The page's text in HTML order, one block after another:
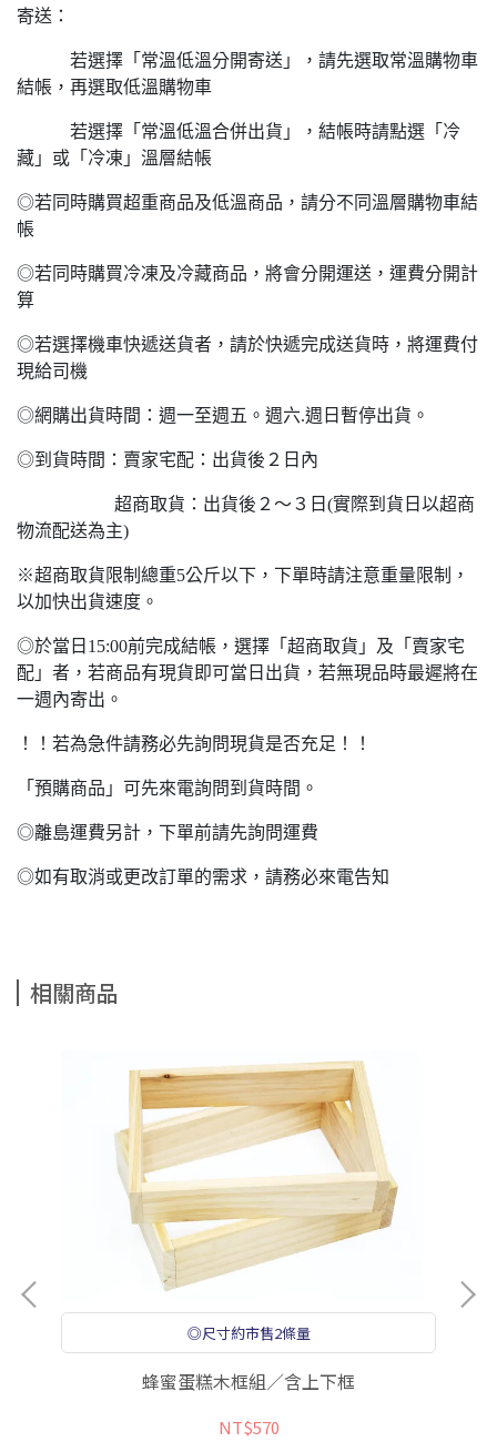
寄送：
若選擇「常溫低溫分開寄送」，請先選取常溫購物車
結帳，再選取低溫購物車
若選擇「常溫低溫合併出貨」，結帳時請點選「冷
藏」或「冷凍」溫層結帳
◎若同時購買超重商品及低溫商品，請分不同溫層購物車結
帳
◎若同時購買冷凍及冷藏商品，將會分開運送，運費分開計
算
◎若選擇機車快遞送貨者，請於快遞完成送貨時，將運費付
現給司機
◎網購出貨時間：週一至週五。週六.週日暫停出貨。
◎到貨時間：賣家宅配：出貨後２日內
超商取貨：出貨後２～３日(實際到貨日以超商
物流配送為主)
※超商取貨限制總重5公斤以下，下單時請注意重量限制，
以加快出貨速度。
◎於當日15:00前完成結帳，選擇「超商取貨」及「賣家宅
配」者，若商品有現貨即可當日出貨，若無現品時最遲將在
一週內寄出。
！！若為急件請務必先詢問現貨是否充足！！
「預購商品」可先來電詢問到貨時間。
◎離島運費另計，下單前請先詢問運費
◎如有取消或更改訂單的需求，請務必來電告知
相關商品
◎尺寸約市售2條量
蜂蜜蛋糕木框組／含上下框
NT$570